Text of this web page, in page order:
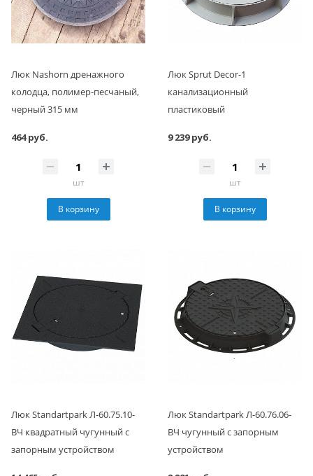
Люк Nashorn дренажного
колодца, полимер-песчаный,
черный 315 мм
464 руб.
шт
В корзину
Люк Sprut Decor-1
канализационный
пластиковый
9 239 руб.
шт
В корзину
Люк Standartpark Л-60.75.10-
ВЧ квадратный чугунный с
запорным устройством
Люк Standartpark Л-60.76.06-
ВЧ чугунный с запорным
устройством